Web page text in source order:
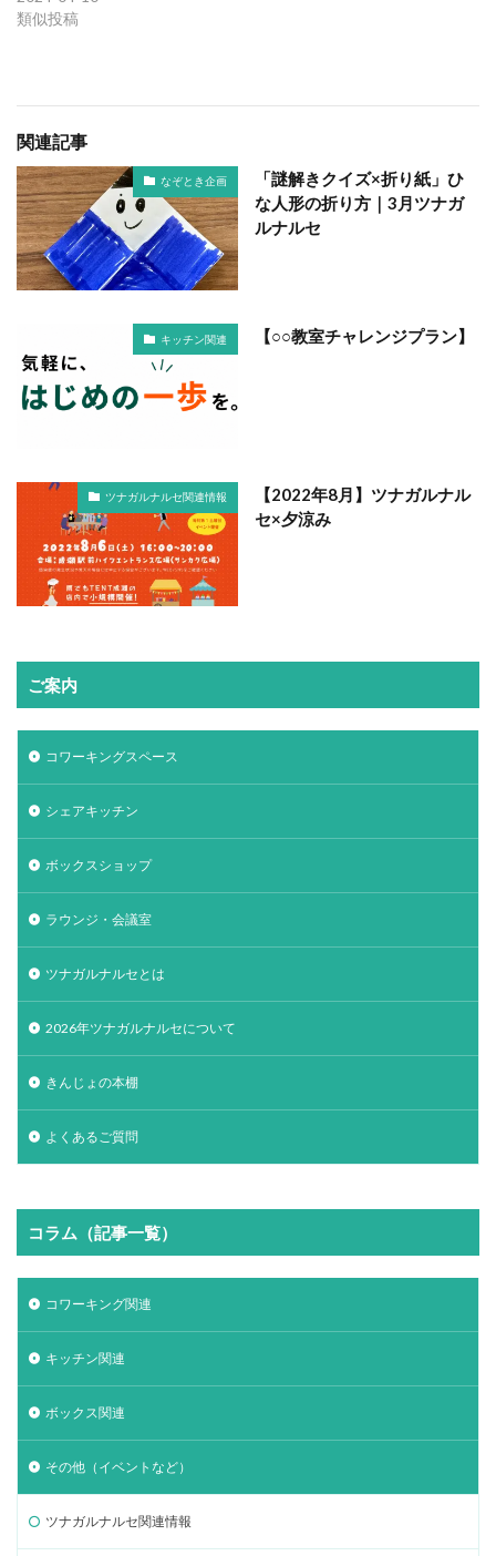
類似投稿
関連記事
なぞとき企画
「謎解きクイズ×折り紙」ひ
な人形の折り方｜3月ツナガ
ルナルセ
キッチン関連 【○○教室チャレンジプラン】
ツナガルナルセ関連情報
【2022年8月】ツナガルナル
セ×夕涼み
ご案内
コワーキングスペース
シェアキッチン
ボックスショップ
ラウンジ・会議室
ツナガルナルセとは
2026年ツナガルナルセについて
きんじょの本棚
よくあるご質問
コラム（記事一覧）
コワーキング関連
キッチン関連
ボックス関連
その他（イベントなど）
ツナガルナルセ関連情報